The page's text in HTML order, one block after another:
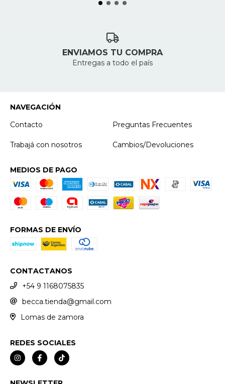
ENVIAMOS TU COMPRA
Entregas a todo el país
NAVEGACIÓN
Contacto
Preguntas Frecuentes
Trabajá con nosotros Cambios/Devoluciones
MEDIOS DE PAGO
FORMAS DE ENVÍO
CONTACTANOS
+54 9 1168075835
becca.tienda@gmail.com
Lomas de zamora
REDES SOCIALES